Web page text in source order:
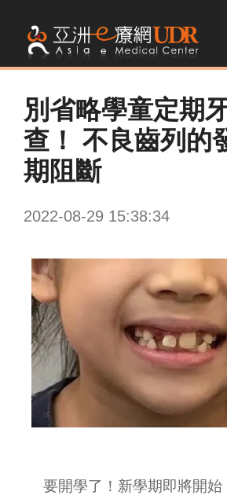
別省略學童定期
查！ 不良齒列的
期阻斷
2022-08-29 15:38:34
要開學了！新學期即將開始